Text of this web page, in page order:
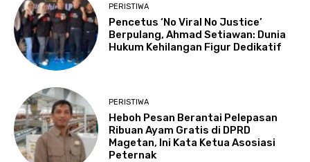
PERISTIWA
Pencetus ‘No Viral No Justice’
Berpulang, Ahmad Setiawan: Dunia
Hukum Kehilangan Figur Dedikatif
PERISTIWA
Heboh Pesan Berantai Pelepasan
Ribuan Ayam Gratis di DPRD
Magetan, Ini Kata Ketua Asosiasi
Peternak